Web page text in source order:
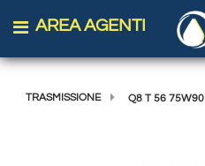
Open menu
AREA AGENTI
TRASMISSIONE Q8 T 56 75W90